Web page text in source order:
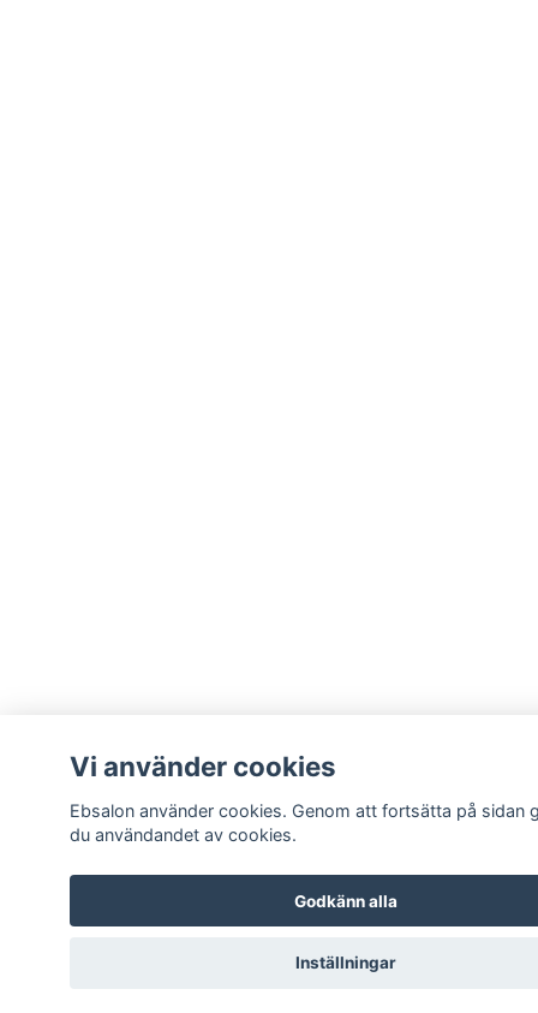
Vi använder cookies
Ebsalon använder cookies. Genom att fortsätta på sidan
du användandet av cookies.
Godkänn alla
Inställningar